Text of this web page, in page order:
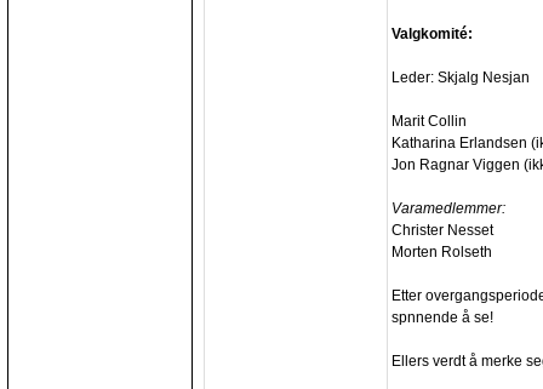
Valgkomité:
Leder: Skjalg Nesjan
Marit Collin
Katharina Erlandsen
Jon Ragnar Viggen
Varamedlemmer:
Christer Nesset
Morten Rolseth
Etter
spnnende å se!
Ellers verdt å merke